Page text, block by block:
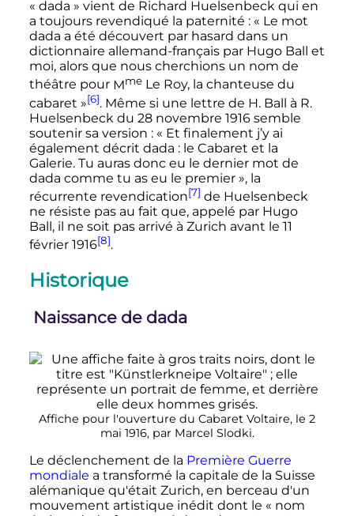
« dada » vient de Richard Huelsenbeck qui en
a toujours revendiqué la paternité : « Le mot
dada a été découvert par hasard dans un
dictionnaire allemand-français par Hugo Ball et
moi, alors que nous cherchions un nom de
théâtre pour MmeLe Roy, la chanteuse du
cabaret »[6]. Même si une lettre de H. Ball à R.
Huelsenbeck du 28 novembre 1916 semble
soutenir sa version : « Et finalement j’y ai
également décrit dada : le Cabaret et la
Galerie. Tu auras donc eu le dernier mot de
dada comme tu as eu le premier », la
récurrente revendication[7] de Huelsenbeck
ne résiste pas au fait que, appelé par Hugo
Ball, il ne soit pas arrivé à Zurich avant le 11
février 1916[8].
Historique
Naissance de dada
Affiche pour l'ouverture du Cabaret Voltaire, le 2
mai 1916, par Marcel Slodki.
Le déclenchement de la Première Guerre
mondiale a transformé la capitale de la Suisse
alémanique qu'était Zurich, en berceau d'un
mouvement artistique inédit dont le « nom